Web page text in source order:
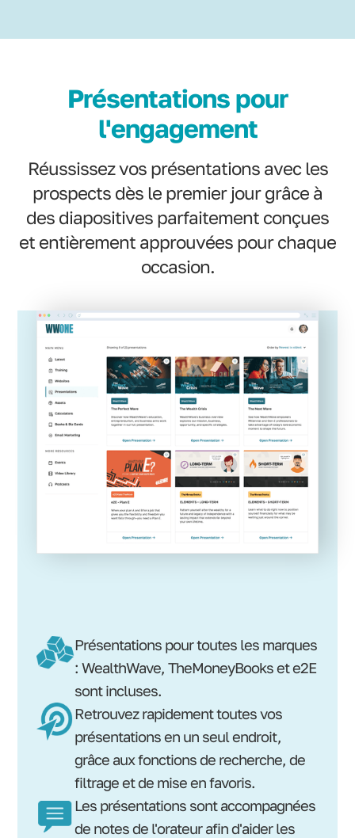
Présentations pour
l'engagement
Réussissez vos présentations avec les
prospects dès le premier jour grâce à
des diapositives parfaitement conçues
et entièrement approuvées pour chaque
occasion.
Présentations pour toutes les marques
: WealthWave, TheMoneyBooks et e2E
sont incluses.
Retrouvez rapidement toutes vos
présentations en un seul endroit,
grâce aux fonctions de recherche, de
filtrage et de mise en favoris.
Les présentations sont accompagnées
de notes de l'orateur afin d'aider les